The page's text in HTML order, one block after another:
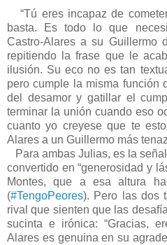
“Tú eres incapaz de
basta. Es todo lo que
Castro-Alares a su Guillermo
repitiendo la frase que le
ilusión. Su eco no es tan
pero cumple la misma función
del desamor y gatillar el
terminar la unión cuando eso
cuanto yo creyese que te
Alares a un Guillermo más
Para ambas Julias, es la
convertido en “generosidad y
Montes, que a esa altura
(#TengoPeores). Pero las dos
rival que sienten que las
sucinta e irónica: “Gracias,
Alares es genuina en su